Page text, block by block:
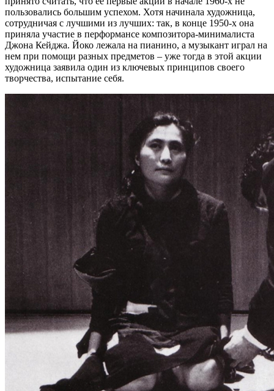
пользовались большим успехом. Хотя начинала художница,
сотрудничая с лучшими из лучших: так, в конце 1950-х она
приняла участие в перформансе композитора-минималиста
Джона Кейджа. Йоко лежала на пианино, а музыкант играл на
нем при помощи разных предметов – уже тогда в этой акции
художница заявила один из ключевых принципов своего
творчества, испытание себя.